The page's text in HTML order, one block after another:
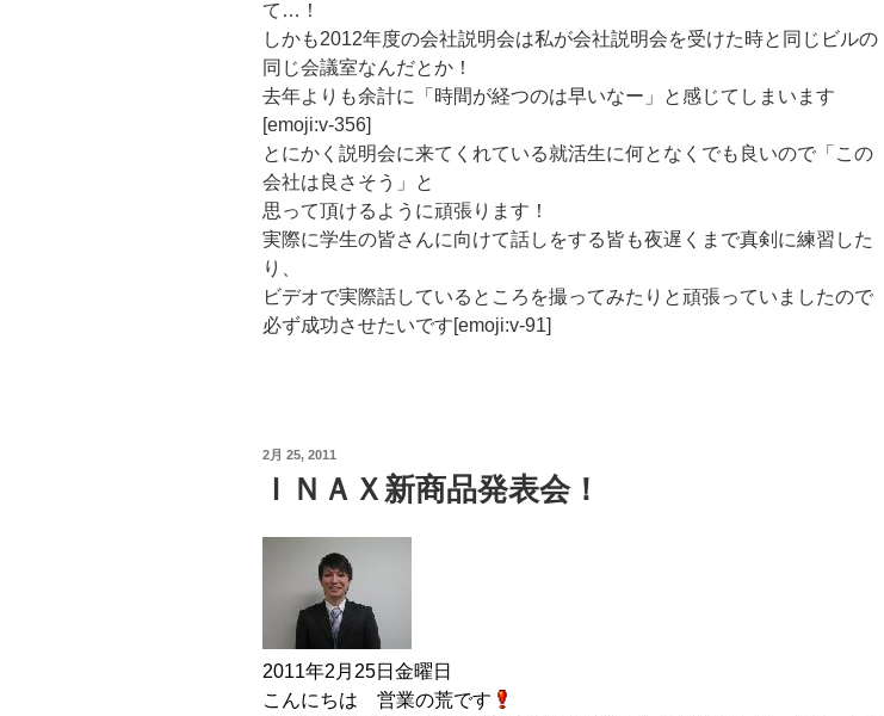
て…！
しかも2012年度の会社説明会は私が会社説明会を受けた時と同じビルの
同じ会議室なんだとか！
去年よりも余計に「時間が経つのは早いなー」と感じてしまいます
[emoji:v-356]
とにかく説明会に来てくれている就活生に何となくでも良いので「この
会社は良さそう」と
思って頂けるように頑張ります！
実際に学生の皆さんに向けて話しをする皆も夜遅くまで真剣に練習した
り、
ビデオで実際話しているところを撮ってみたりと頑張っていましたので
必ず成功させたいです[emoji:v-91]
投
2月 25, 2011
ＩＮＡＸ新商品発表会！
2011年2月25日金曜日
こんにちは 営業の荒です